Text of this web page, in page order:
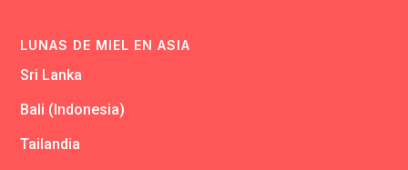
LUNAS DE MIEL EN ASIA
Sri Lanka
Bali (Indonesia)
Tailandia